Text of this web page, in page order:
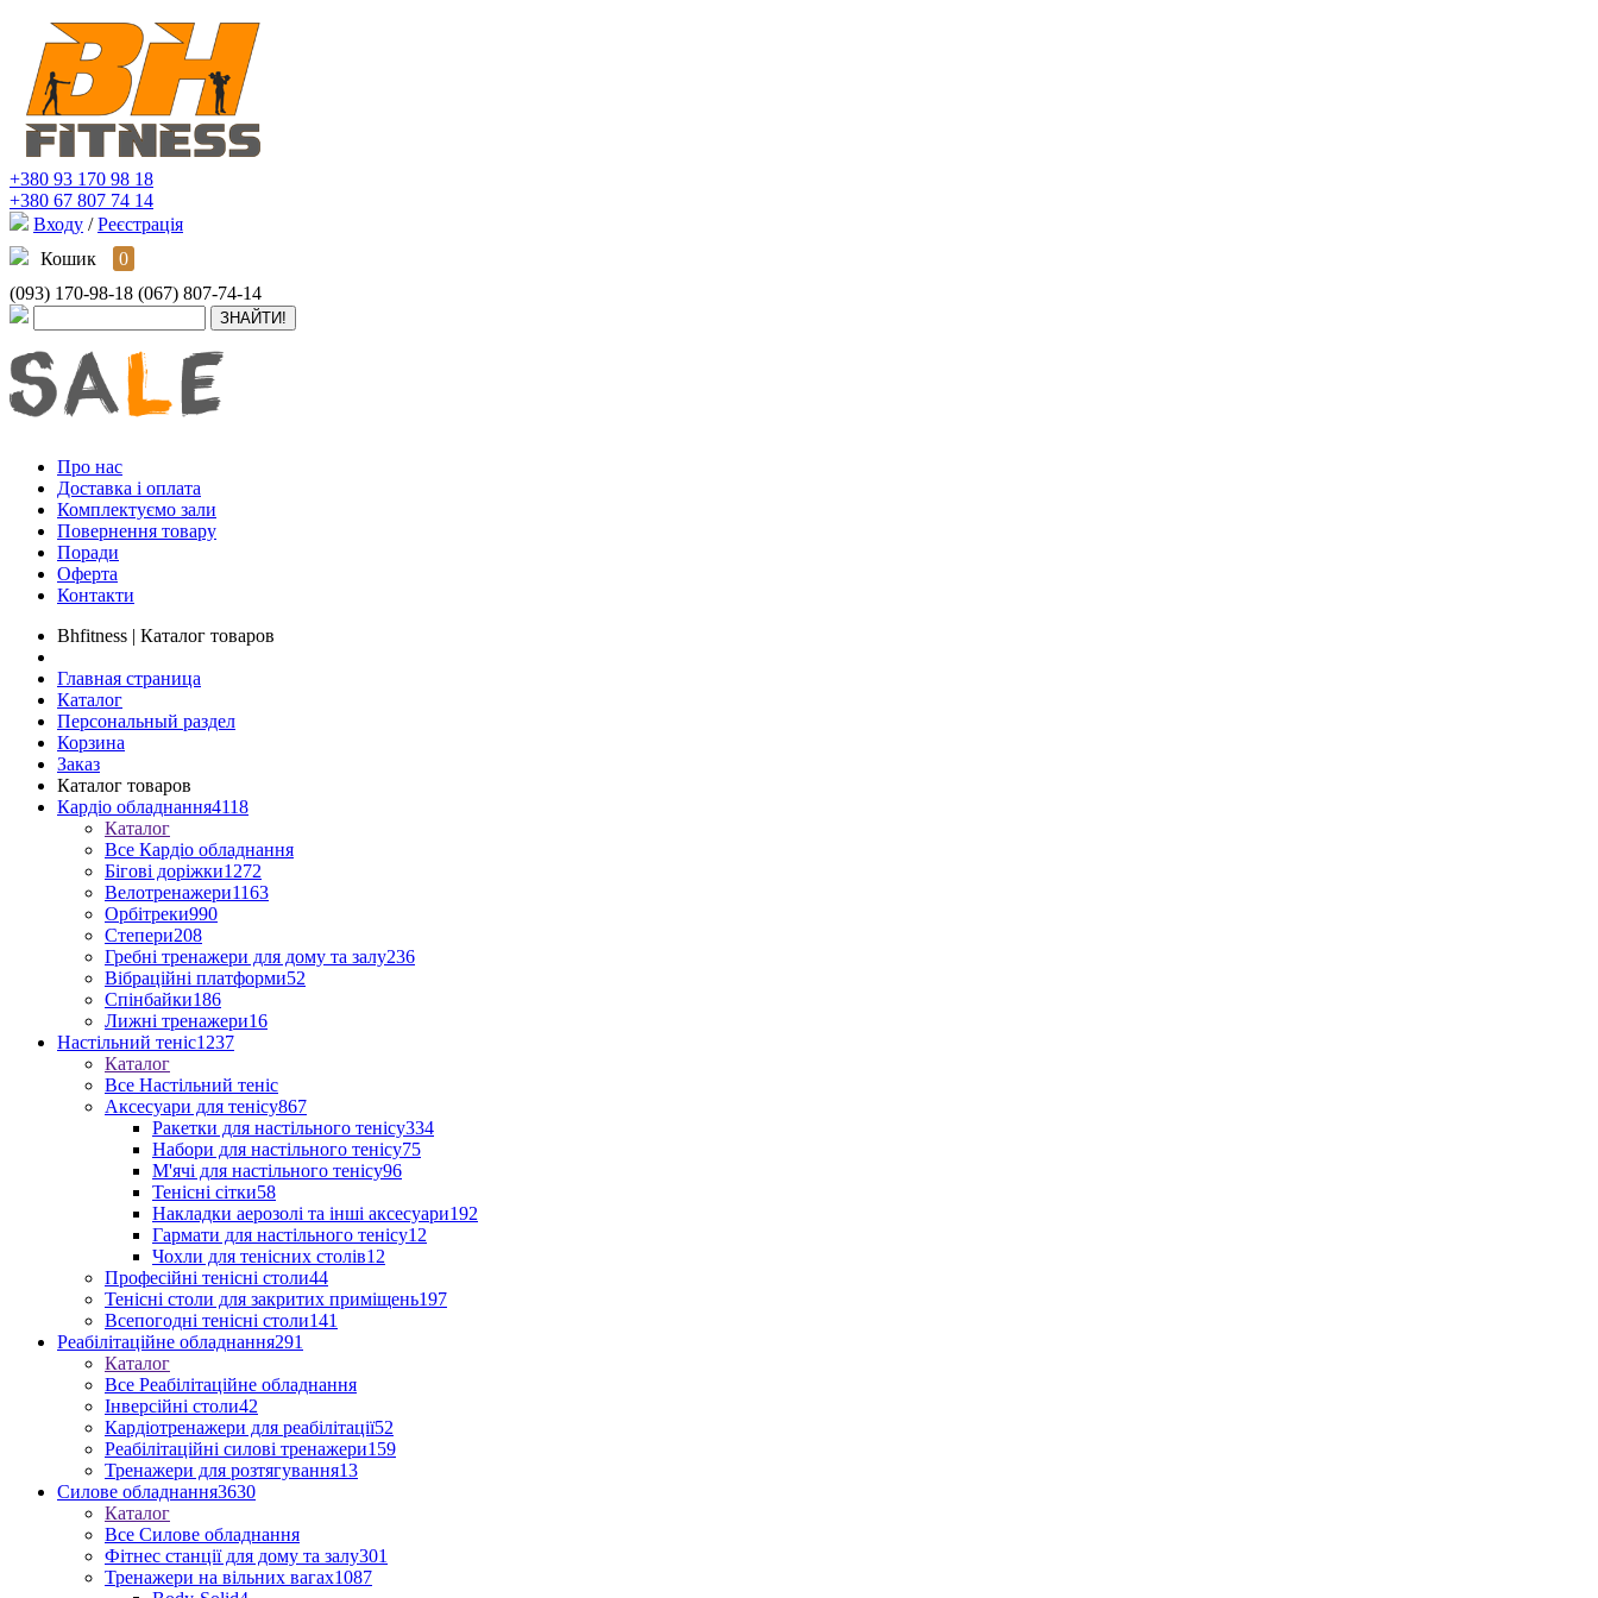
+380 93 170 98 18
+380 67 807 74 14
Входу / Реєстрація
Кошик
0
(093) 170-98-18 (067) 807-74-14
Про нас
Доставка і оплата
Комплектуємо зали
Повернення товару
Поради
Оферта
Контакти
Bhfitness | Каталог товаров
Главная страница
Каталог
Персональный раздел
Корзина
Заказ
Каталог товаров
Кардіо обладнання4118
Каталог
Все Кардіо обладнання
Бігові доріжки1272
Велотренажери1163
Орбітреки990
Степери208
Гребні тренажери для дому та залу236
Вібраційні платформи52
Спінбайки186
Лижні тренажери16
Настільний теніс1237
Каталог
Все Настільний теніс
Аксесуари для тенісу867
Ракетки для настільного тенісу334
Набори для настільного тенісу75
М'ячі для настільного тенісу96
Тенісні сітки58
Накладки аерозолі та інші аксесуари192
Гармати для настільного тенісу12
Чохли для тенісних столів12
Професійні тенісні столи44
Тенісні столи для закритих приміщень197
Всепогодні тенісні столи141
Реабілітаційне обладнання291
Каталог
Все Реабілітаційне обладнання
Інверсійні столи42
Кардіотренажери для реабілітації52
Реабілітаційні силові тренажери159
Тренажери для розтягування13
Силове обладнання3630
Каталог
Все Силове обладнання
Фітнес станції для дому та залу301
Тренажери на вільних вагах1087